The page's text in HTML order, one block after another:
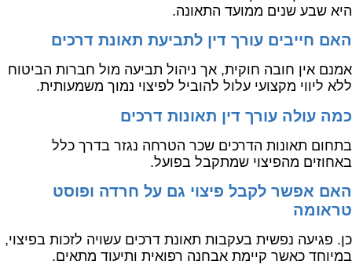
היא שבע שנים ממועד התאונה.
האם חייבים עורך דין לתביעת תאונת דרכים
אמנם אין חובה חוקית, אך ניהול תביעה מול חברות הביטוח
ללא ליווי מקצועי עלול להוביל לפיצוי נמוך משמעותית.
כמה עולה עורך דין תאונות דרכים
בתחום תאונות הדרכים שכר הטרחה נגזר בדרך כלל
באחוזים מהפיצוי שמתקבל בפועל.
האם אפשר לקבל פיצוי גם על חרדה ופוסט
טראומה
כן. פגיעה נפשית בעקבות תאונת דרכים עשויה לזכות בפיצוי,
במיוחד כאשר קיימת אבחנה רפואית ותיעוד מתאים.